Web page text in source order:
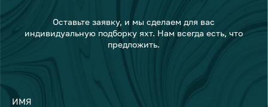
Оставьте заявку, и мы сделаем для вас
индивидуальную подборку яхт. Нам всегда есть, что
предложить.
ИМЯ